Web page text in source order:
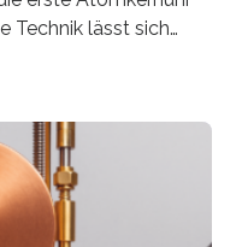
Technik lässt sich
Thorium-
man jahrzehntelang
passenden
2024 gelang